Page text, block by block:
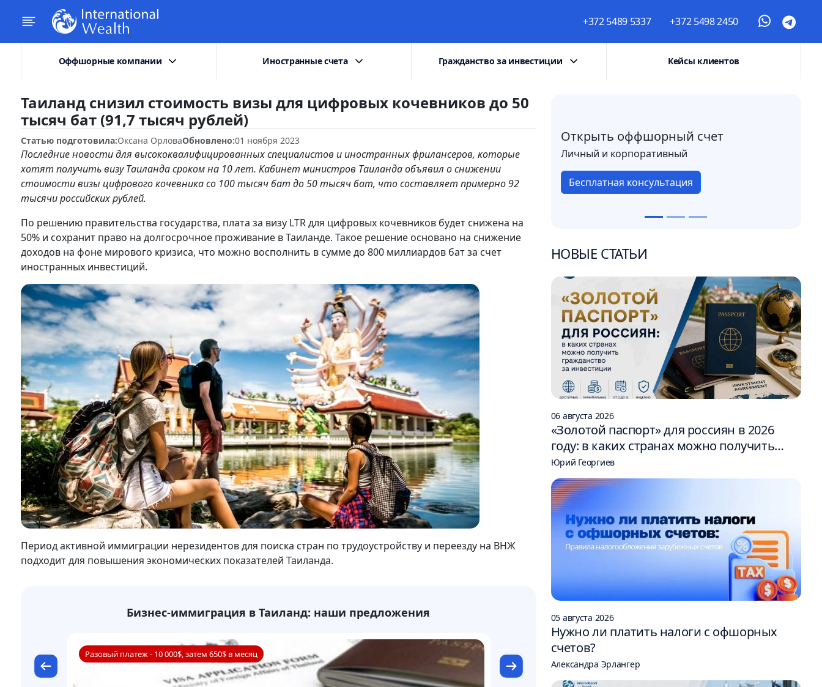
+372 5489 5337 +372 5498 2450
Оффшорные компании Иностранные счета Гражданство за инвестиции Кейсы клиентов
Таиланд снизил стоимость визы для цифровых кочевников до 50
тысяч бат (91,7 тысяч рублей)
Статью подготовила:Оксана ОрловаОбновлено:01 ноября 2023
Последние новости для высококвалифицированных специалистов и иностранных фрилансеров, которые
хотят получить визу Таиланда сроком на 10 лет. Кабинет министров Таиланда объявил о снижении
стоимости визы цифрового кочевника со 100 тысяч бат до 50 тысяч бат, что составляет примерно 92
тысячи российских рублей.
По решению правительства государства, плата за визу LTR для цифровых кочевников будет снижена на
50% и сохранит право на долгосрочное проживание в Таиланде. Такое решение основано на снижение
доходов на фоне мирового кризиса, что можно восполнить в сумме до 800 миллиардов бат за счет
иностранных инвестиций.
Период активной иммиграции нерезидентов для поиска стран по трудоустройству и переезду на ВНЖ
подходит для повышения экономических показателей Таиланда.
Бизнес-иммиграция в Таиланд: наши предложения
Разовый платеж - 10 000$, затем 650$ в месяц от 880 000 USD
Открыть оффшорный счет
Личный и корпоративный
Бесплатная консультация
НОВЫЕ СТАТЬИ
06 августа 2026
«Золотой паспорт» для россиян в 2026
году: в каких странах можно получить
гражданство за инвестиции
Юрий Георгиев
05 августа 2026
Нужно ли платить налоги с офшорных
счетов?
Александра Эрлангер